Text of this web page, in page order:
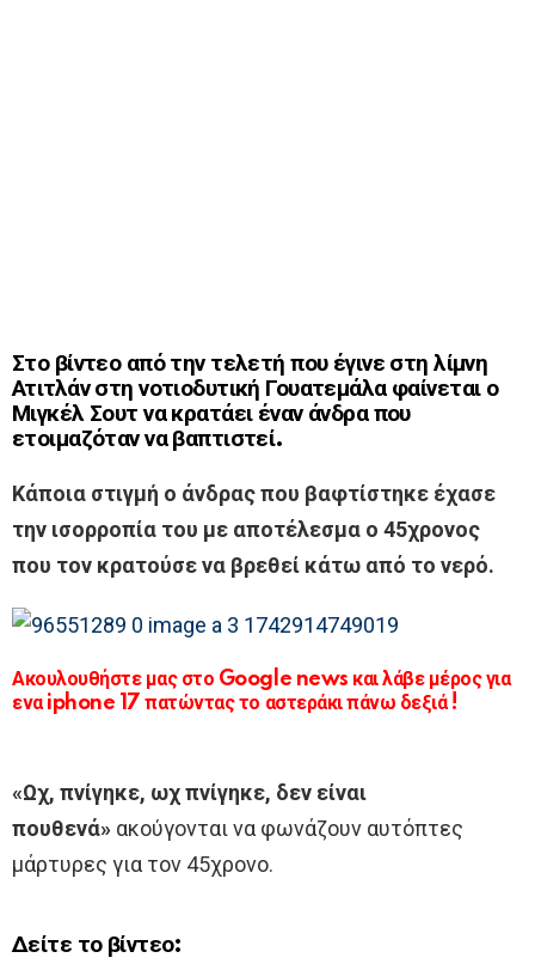
Στο βίντεο από την τελετή που έγινε στη λίμνη
Ατιτλάν στη νοτιοδυτική Γουατεμάλα φαίνεται ο
Μιγκέλ Σουτ να κρατάει έναν άνδρα που
ετοιμαζόταν να βαπτιστεί.
Κάποια στιγμή ο άνδρας που βαφτίστηκε έχασε
την ισορροπία του με αποτέλεσμα ο 45χρονος
που τον κρατούσε να βρεθεί κάτω από το νερό.
Ακουλουθήστε μας στο Google news και λάβε μέρος για
ενα iphone 17 πατώντας το αστεράκι πάνω δεξιά !
«Ωχ, πνίγηκε, ωχ πνίγηκε, δεν είναι
πουθενά» ακούγονται να φωνάζουν αυτόπτες
μάρτυρες για τον 45χρονο.
Δείτε το βίντεο: